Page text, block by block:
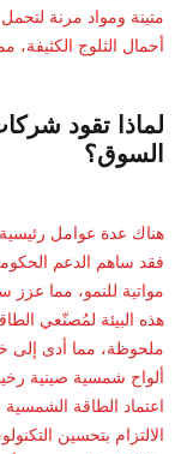
متينة ومواد مرنة لتحمل
أحمال الثلوج الكثيفة،
لماذا تقود
السوق؟
هناك عدة عوامل
فقد ساهم الدعم
مواتية للنمو، مما عزز
هذه البيئة لمُصنّعي
ملحوظة، مما أدى إلى
ألواح شمسية صينية
اعتماد الطاقة
الالتزام بتحسين